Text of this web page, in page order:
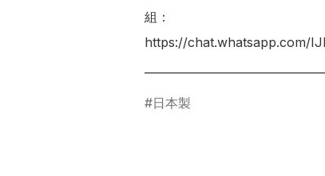
組：
https://chat.whatsapp.com/
日本製